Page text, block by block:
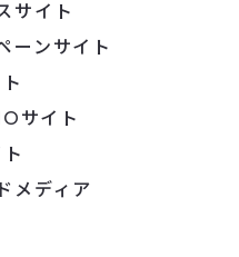
サイト
ーンサイト
サイト
メディア